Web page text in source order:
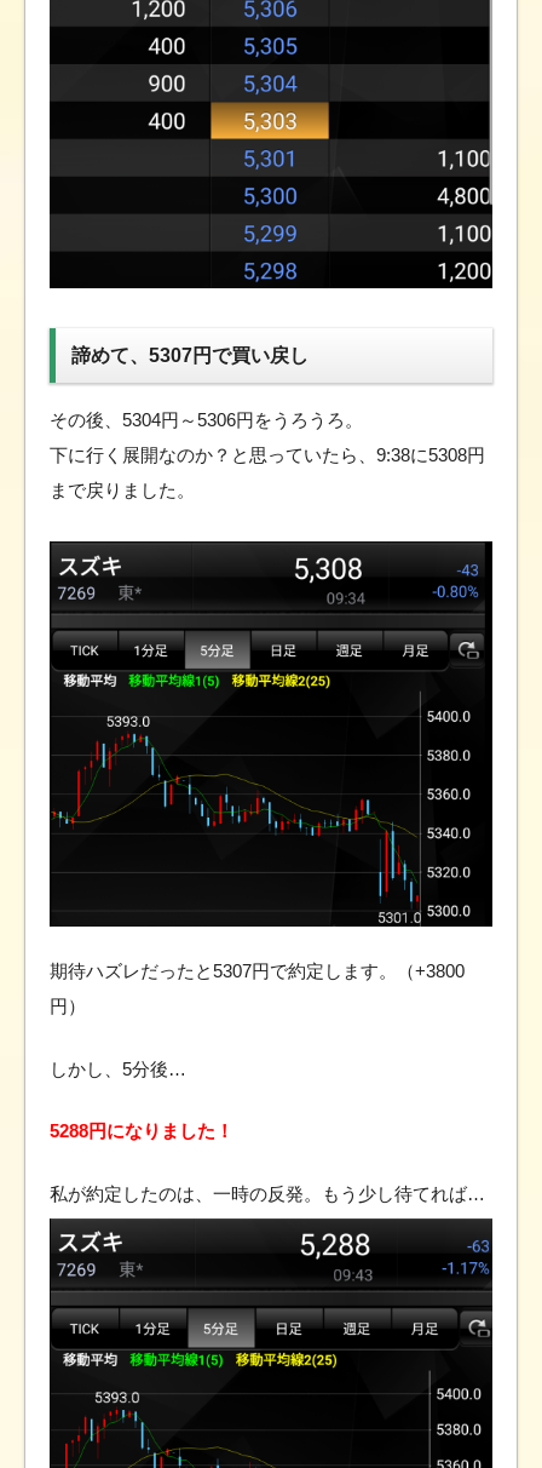
諦めて、5307円で買い戻し
その後、5304円～5306円をうろうろ。
下に行く展開なのか？と思っていたら、9:38に5308円
まで戻りました。
期待ハズレだったと5307円で約定します。（+3800
円）
しかし、5分後…
5288円になりました！
私が約定したのは、一時の反発。もう少し待てれば…